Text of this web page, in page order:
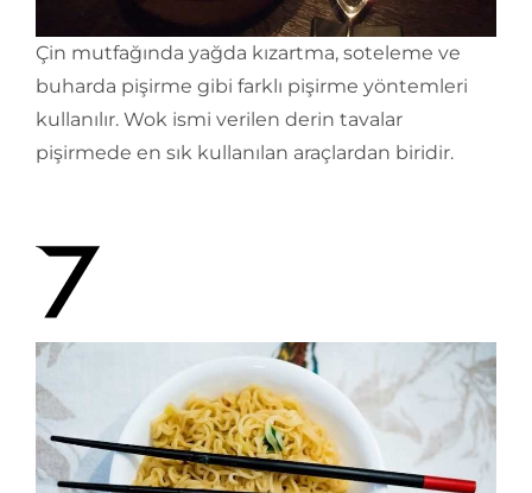
Çin mutfağında yağda kızartma, soteleme ve
buharda pişirme gibi farklı pişirme yöntemleri
kullanılır. Wok ismi verilen derin tavalar
pişirmede en sık kullanılan araçlardan biridir.